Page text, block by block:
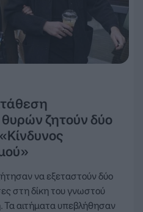
ζητούν δύο
να εξεταστούν δύο
στη δίκη του γνωστού
Τα αιτήματα υπεβλήθησαν